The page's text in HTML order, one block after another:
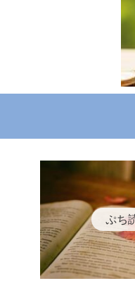
ぷち